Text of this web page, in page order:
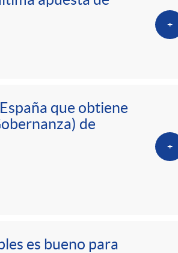
+
que obtiene
de
+
es bueno para